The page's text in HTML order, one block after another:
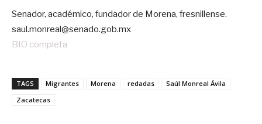
Senador, académico, fundador de Morena, fresnillense.
saul.monreal@senado.gob.mx
BIO completa
TAGS Migrantes Morena redadas
Saúl Monreal Ávila
Zacatecas